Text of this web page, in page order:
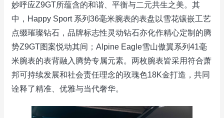
妙呼应Z9GT所蕴含的和谐、平衡与二元共生之美。其
中，Happy Sport 系列36毫米腕表的表盘以雪花镶嵌工艺
点缀璀璨钻石，品牌标志性灵动钻石亦化作精心定制的腾
势Z9GT图案悦动其间；Alpine Eagle雪山傲翼系列41毫
米腕表的表背融入腾势专属元素。两枚腕表皆采用符合萧
邦可持续发展和社会责任理念的玫瑰色18K金打造，共同
诠释了精准、优雅与当代奢华。